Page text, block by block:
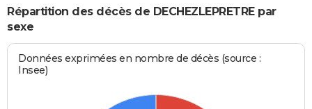
Répartition des décès de DECHEZLEPRETRE par
sexe
Données exprimées en nombre de décès (source :
Insee)